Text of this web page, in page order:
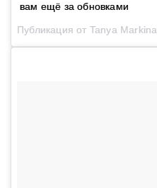
вам ещё за обновками
Публикация от Tanya